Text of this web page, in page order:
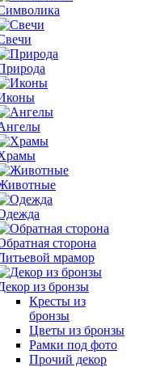
сторона
мрамор
из бронзы
Кресты из
бронзы
Цветы из бронзы
Рамки под фото
Прочий декор